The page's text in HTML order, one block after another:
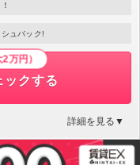
シュバック!
万円）
ックする
詳細を見る▼